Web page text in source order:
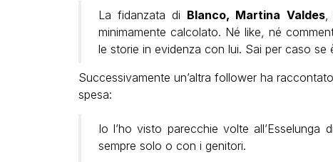
La fidanzata di Blanco, Martina Valdes,
minimamente calcolato. Né like, né
le storie in evidenza con lui. Sai per caso se
Successivamente un’altra follower ha
spesa:
Io l’ho visto parecchie volte
sempre solo o con i genitori.